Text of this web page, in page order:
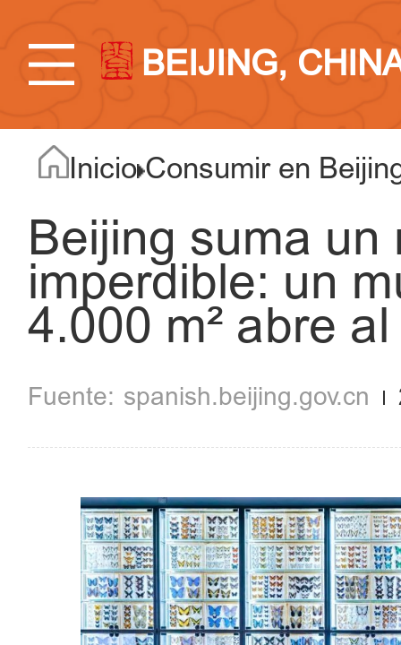
BEIJING,
Inicio Consumir en
Beijing suma un
imperdible: un
4.000 m² abre
spanish.beijing.gov.cn